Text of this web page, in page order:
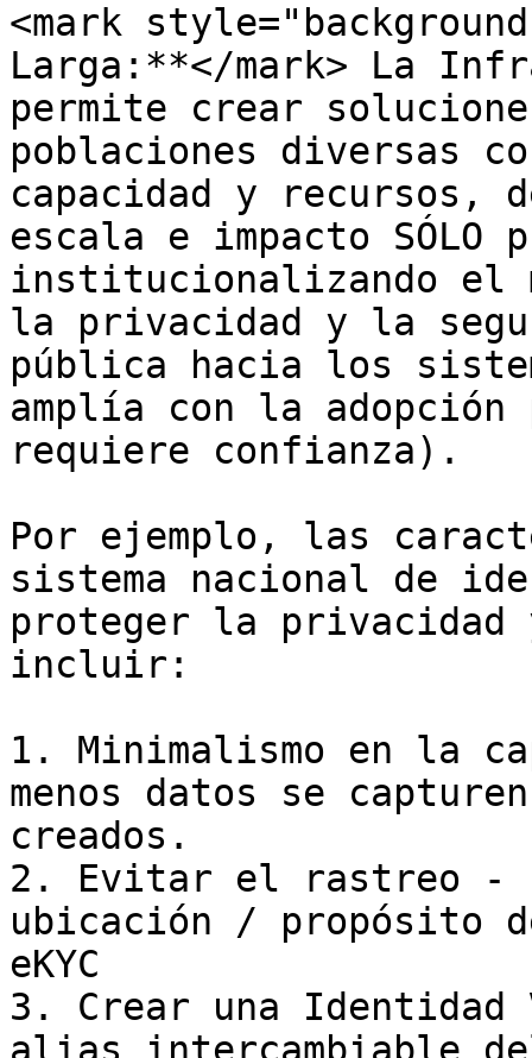
<mark
Larga:**</mark> La
permite crear
poblaciones diversas
capacidad y recursos,
escala e impacto SÓLO
institucionalizando el
la privacidad y la
pública hacia los
amplía con la
requiere confianza).
Por ejemplo, las
sistema nacional de
proteger la privacidad
incluir:
1. Minimalismo en la
menos datos se
creados.
2. Evitar el rastreo -
ubicación / propósito
eKYC
3. Crear una Identidad